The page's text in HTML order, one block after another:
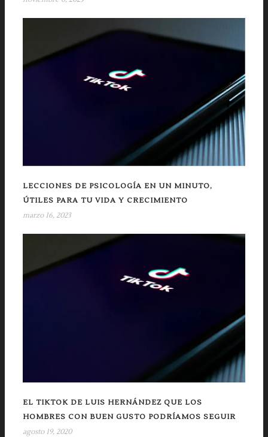
LECCIONES DE PSICOLOGÍA EN UN MINUTO,
ÚTILES PARA TU VIDA Y CRECIMIENTO
marzo 16, 2023
EL TIKTOK DE LUIS HERNÁNDEZ QUE LOS
HOMBRES CON BUEN GUSTO PODRÍAMOS SEGUIR
agosto 19, 2020